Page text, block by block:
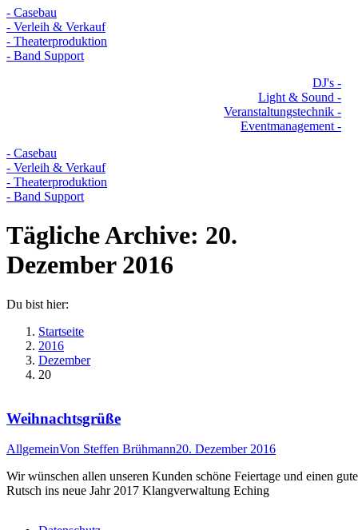
- Casebau
- Verleih & Verkauf
- Theaterproduktion
- Band Support
DJ's -
Light & Sound -
Veranstaltungstechnik -
Eventmanagement -
- Casebau
- Verleih & Verkauf
- Theaterproduktion
- Band Support
Tägliche Archive: 20.
Dezember 2016
Du bist hier:
Startseite
2016
Dezember
20
Weihnachtsgrüße
AllgemeinVon Steffen Brühmann20. Dezember 2016
Wir wünschen allen unseren Kunden schöne Feiertage und einen
Rutsch ins neue Jahr 2017 Klangverwaltung Eching